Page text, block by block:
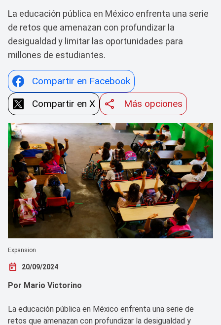
La educación pública en México enfrenta una serie
de retos que amenazan con profundizar la
desigualdad y limitar las oportunidades para
millones de estudiantes.
Compartir en Facebook
Compartir en X
Más opciones
Expansion
today 20/09/2024
Por Mario Victorino
La educación pública en México enfrenta una serie de
retos que amenazan con profundizar la desigualdad y